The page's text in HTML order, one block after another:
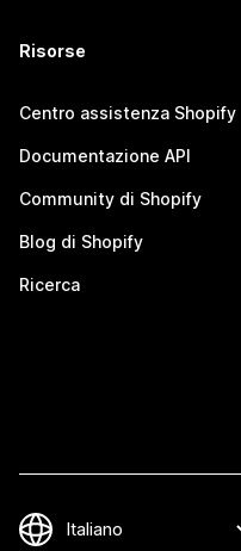
Risorse
Centro assistenza Shopify
Documentazione API
Community di Shopify
Blog di Shopify
Ricerca